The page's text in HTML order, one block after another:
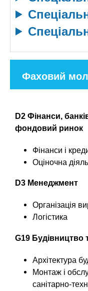
и
а
о
с
Фаховий
(
к
т
и
в
н
в
л
а
д
D2 Фінанси,
фондовий ринок
Фінанси і
Оціночна
D3 Менеджмент
Організація
Логістика
G19 Будівництво
Архітектура
Монтаж і
санітарно-